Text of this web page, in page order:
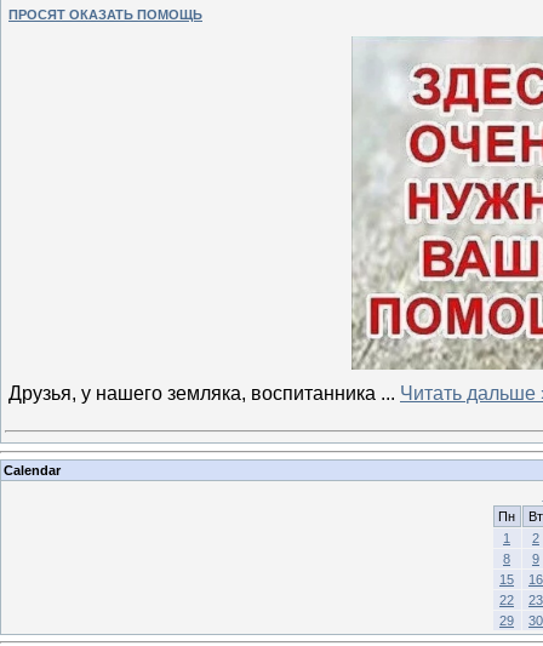
ПРОСЯТ ОКАЗАТЬ ПОМОЩЬ
Друзья, у нашего земляка, воспитанника ... Читать дальше
Calendar
Пн
Вт
1
2
8
9
15
16
22
23
29
30